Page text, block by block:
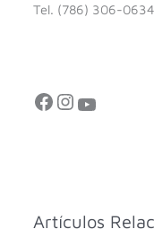
Tel. (786) 306-0634
Artículos